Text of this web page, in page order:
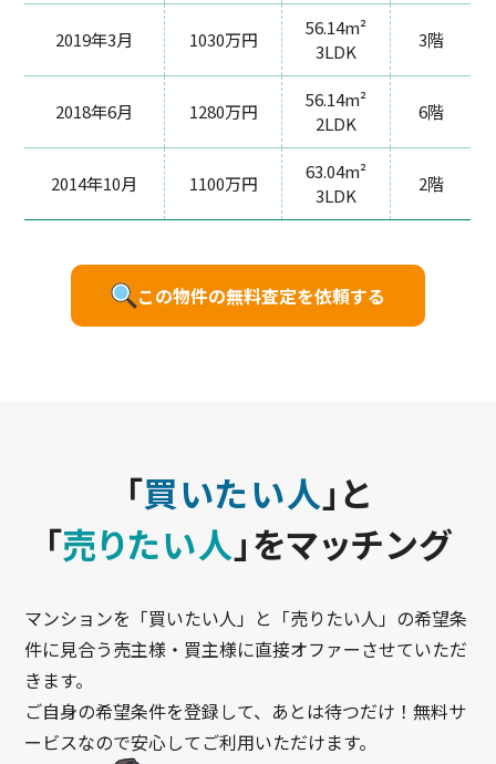
2019年3月 1030万円
56.14m²
3LDK
3階
2018年6月 1280万円
56.14m²
2LDK
6階
2014年10月 1100万円
63.04m²
3LDK
2階
この物件の無料査定を依頼する
「買いたい人」と
「売りたい人」をマッチング
マンションを「買いたい人」と「売りたい人」の希望条
件に見合う売主様・買主様に直接オファーさせていただ
きます。
ご自身の希望条件を登録して、あとは待つだけ！無料サ
ービスなので安心してご利用いただけます。